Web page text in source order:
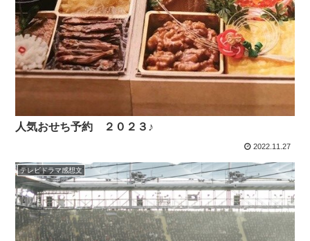
人気おせち予約 ２０２３♪
2022.11.27
テレビドラマ感想文